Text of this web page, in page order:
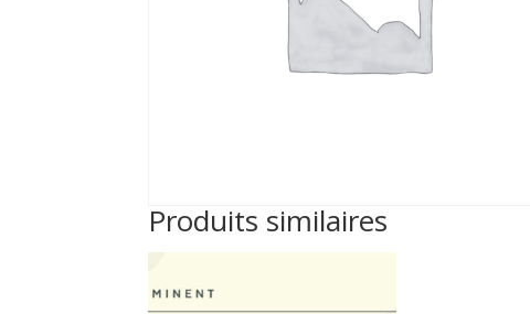
Produits similaires